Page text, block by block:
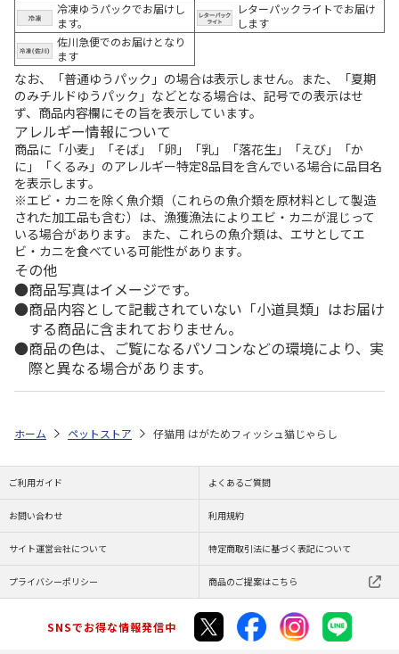
冷凍ゆうパックでお届けし
ます。
レターパックライトでお届け
します
佐川急便でのお届けとなり
ます
なお、「普通ゆうパック」の場合は表示しません。また、「夏期
のみチルドゆうパック」などとなる場合は、記号での表示はせ
ず、商品内容欄にその旨を表示しています。
アレルギー情報について
商品に「小麦」「そば」「卵」「乳」「落花生」「えび」「か
に」「くるみ」のアレルギー特定8品目を含んでいる場合に品目名
を表示します。
※エビ・カニを除く魚介類（これらの魚介類を原材料として製造
された加工品も含む）は、漁獲漁法によりエビ・カニが混じって
いる場合があります。 また、これらの魚介類は、エサとしてエ
ビ・カニを食べている可能性があります。
その他
商品写真はイメージです。
商品内容として記載されていない「小道具類」はお届け
する商品に含まれておりません。
商品の色は、ご覧になるパソコンなどの環境により、実
際と異なる場合があります。
ホーム ペットストア 仔猫用 はがためフィッシュ猫じゃらし
ご利用ガイド よくあるご質問
お問い合わせ 利用規約
サイト運営会社について 特定商取引法に基づく表記について
プライバシーポリシー 商品のご提案はこちら
SNSでお得な情報発信中